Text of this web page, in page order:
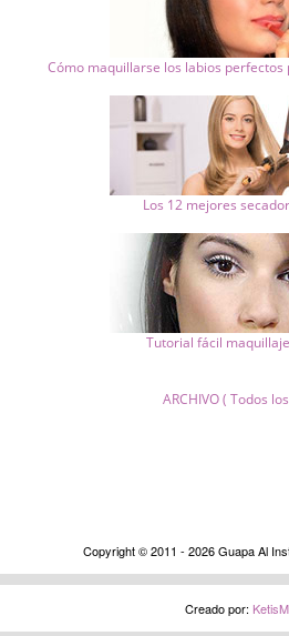
Cómo maquillarse los labios perfectos
Los 12 mejores
Tutorial fácil
ARCHIVO ( Todos
Copyright © 2011 - 2026 Guapa Al
Creado por: